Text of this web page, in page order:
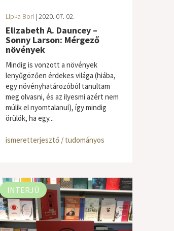
Lipka Bori | 2020. 07. 02.
Elizabeth A. Dauncey –
Sonny Larson: Mérgező
növények
Mindig is vonzott a növények
lenyűgözően érdekes világa (hiába,
egy növényhatározóból tanultam
meg olvasni, és az ilyesmi azért nem
múlik el nyomtalanul), így mindig
örülök, ha egy...
ismeretterjesztő / tudományos
INTERJÚ